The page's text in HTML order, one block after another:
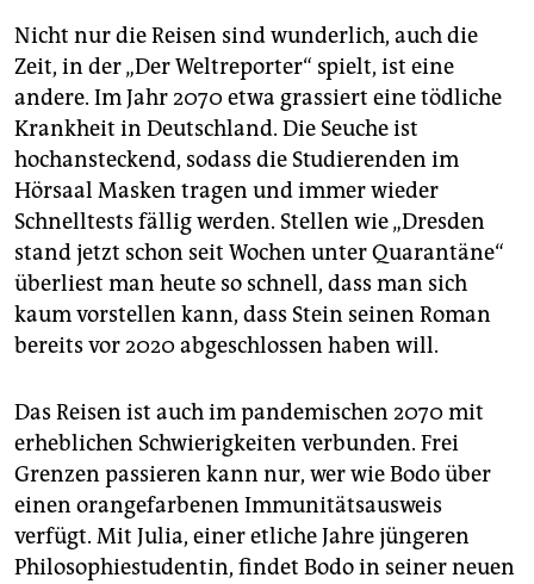
Nicht nur die Reisen sind wunderlich, auch die
Zeit, in der „Der Weltreporter“ spielt, ist eine
andere. Im Jahr 2070 etwa grassiert eine tödliche
Krankheit in Deutschland. Die Seuche ist
hochansteckend, sodass die Studierenden im
Hörsaal Masken tragen und immer wieder
Schnelltests fällig werden. Stellen wie „Dresden
stand jetzt schon seit Wochen unter Quarantäne“
überliest man heute so schnell, dass man sich
kaum vorstellen kann, dass Stein seinen Roman
bereits vor 2020 abgeschlossen haben will.
Das Reisen ist auch im pandemischen 2070 mit
erheblichen Schwierigkeiten verbunden. Frei
Grenzen passieren kann nur, wer wie Bodo über
einen orangefarbenen Immunitätsausweis
verfügt. Mit Julia, einer etliche Jahre jüngeren
Philosophiestudentin, findet Bodo in seiner neuen